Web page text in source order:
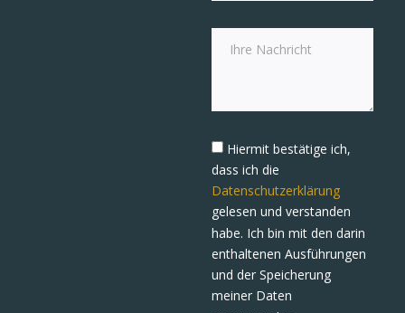
Hiermit bestätige ich,
dass ich die
Datenschutzerklärung
gelesen und verstanden
habe. Ich bin mit den darin
enthaltenen Ausführungen
und der Speicherung
meiner Daten